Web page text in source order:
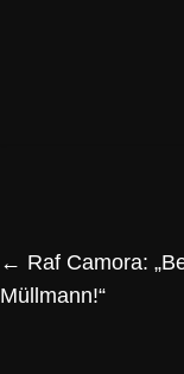
← Raf Camora:
Müllmann!“